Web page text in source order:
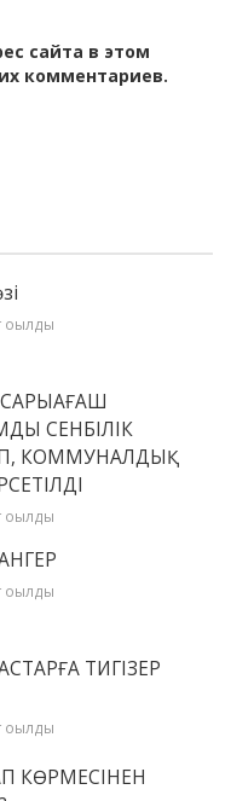
сайта в этом
комментариев.
оқылды
САРЫАҒАШ
СЕНБІЛІК
КОММУНАЛДЫҚ
оқылды
оқылды
ТИГІЗЕР
оқылды
КӨРМЕСІНЕН